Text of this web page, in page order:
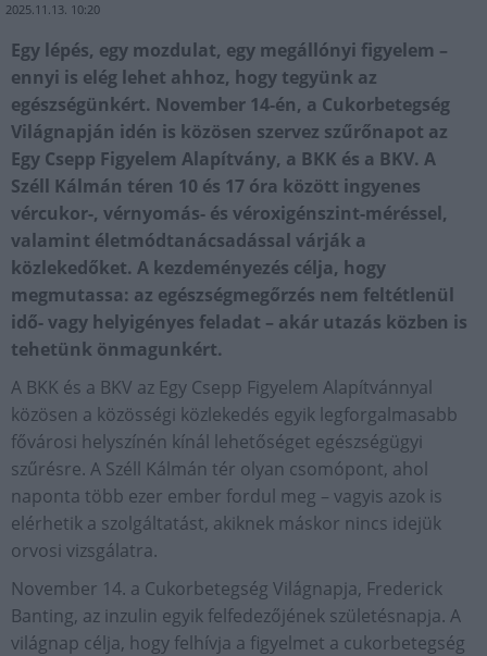
2025.11.13. 10:20
Egy lépés, egy mozdulat, egy megállónyi figyelem –
ennyi is elég lehet ahhoz, hogy tegyünk az
egészségünkért. November 14-én, a Cukorbetegség
Világnapján idén is közösen szervez szűrőnapot az
Egy Csepp Figyelem Alapítvány, a BKK és a BKV. A
Széll Kálmán téren 10 és 17 óra között ingyenes
vércukor-, vérnyomás- és véroxigénszint-méréssel,
valamint életmódtanácsadással várják a
közlekedőket. A kezdeményezés célja, hogy
megmutassa: az egészségmegőrzés nem feltétlenül
idő- vagy helyigényes feladat – akár utazás közben is
tehetünk önmagunkért.
A BKK és a BKV az Egy Csepp Figyelem Alapítvánnyal
közösen a közösségi közlekedés egyik legforgalmasabb
fővárosi helyszínén kínál lehetőséget egészségügyi
szűrésre. A Széll Kálmán tér olyan csomópont, ahol
naponta több ezer ember fordul meg – vagyis azok is
elérhetik a szolgáltatást, akiknek máskor nincs idejük
orvosi vizsgálatra.
November 14. a Cukorbetegség Világnapja, Frederick
Banting, az inzulin egyik felfedezőjének születésnapja. A
világnap célja, hogy felhívja a figyelmet a cukorbetegség